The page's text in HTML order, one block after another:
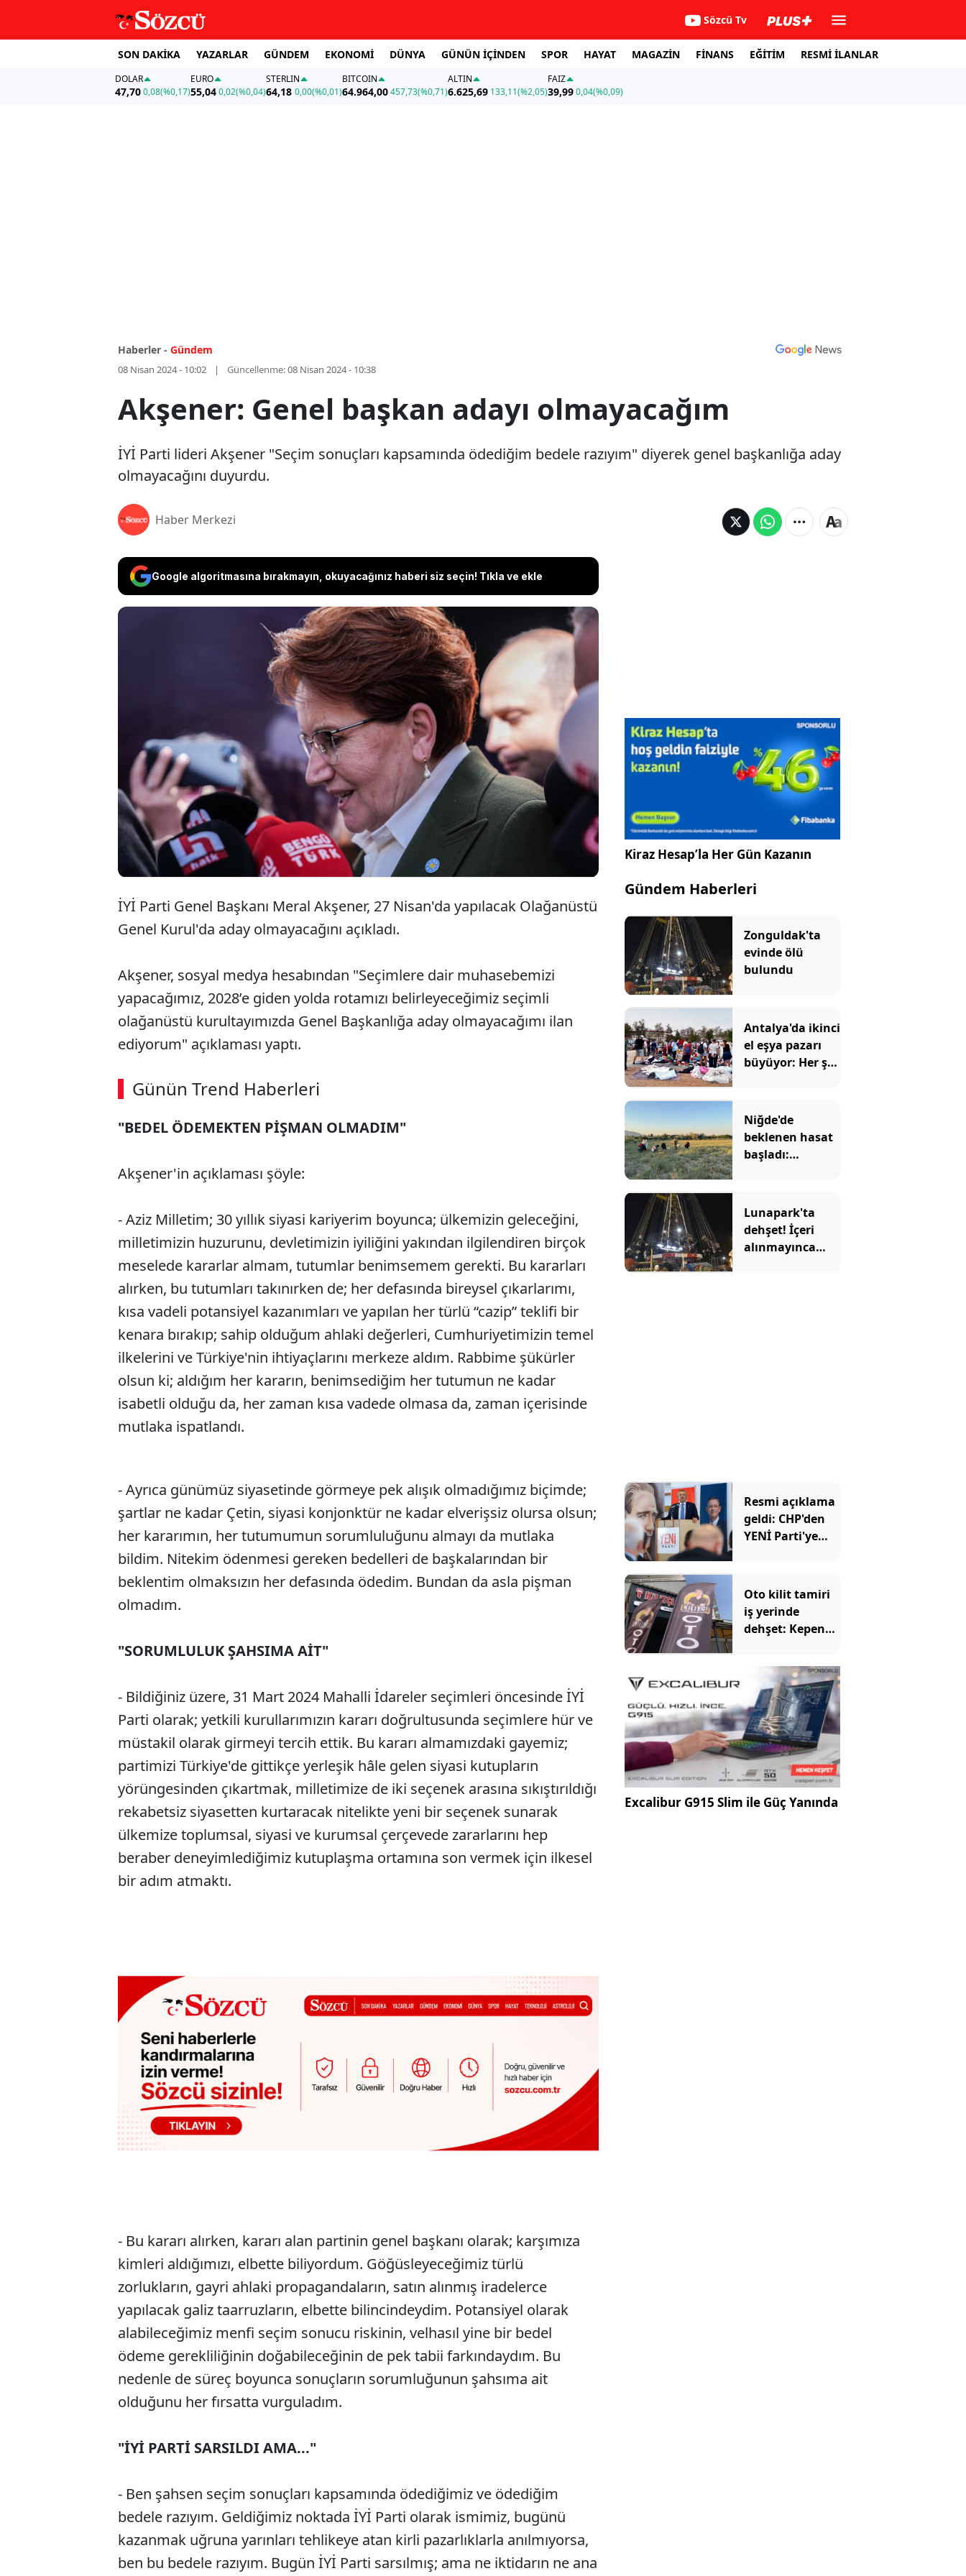
Sözcü Tv
SON DAKİKA YAZARLAR GÜNDEM EKONOMİ DÜNYA GÜNÜN İÇİNDEN SPOR HAYAT MAGAZİN FİNANS EĞİTİM RESMİ İLANLAR
DOLAR
47,700,08(%0,17)
EURO
55,04 0,02(%0,04)
STERLIN
64,18 0,00(%0,01)
BITCOIN
64.964,00457,73(%0,71)
ALTIN
6.625,69 133,11(%2,05)
FAİZ
39,990,04(%0,09)
Haberler - Gündem
08 Nisan 2024 - 10:02 Güncellenme:08 Nisan 2024 - 10:38
Akşener: Genel başkan adayı olmayacağım
İYİ Parti lideri Akşener "Seçim sonuçları kapsamında ödediğim bedele razıyım" diyerek genel başkanlığa aday
olmayacağını duyurdu.
Haber Merkezi
Google algoritmasına bırakmayın, okuyacağınız haberi siz seçin! Tıkla ve ekle
İYİ Parti lideri Akşener "Seçim sonuçları kapsamında
ödediğim bedele razıyım" diyerek genel başkanlığa
aday olmayacağını duyurdu.
İYİ Parti Genel Başkanı Meral Akşener, 27 Nisan'da yapılacak Olağanüstü
Genel Kurul'da aday olmayacağını açıkladı.
Akşener, sosyal medya hesabından "Seçimlere dair muhasebemizi
yapacağımız, 2028’e giden yolda rotamızı belirleyeceğimiz seçimli
olağanüstü kurultayımızda Genel Başkanlığa aday olmayacağımı ilan
ediyorum" açıklaması yaptı.
Günün Trend Haberleri
"BEDEL ÖDEMEKTEN PİŞMAN OLMADIM"
Akşener'in açıklaması şöyle:
- Aziz Milletim; 30 yıllık siyasi kariyerim boyunca; ülkemizin geleceğini,
milletimizin huzurunu, devletimizin iyiliğini yakından ilgilendiren birçok
meselede kararlar almam, tutumlar benimsemem gerekti. Bu kararları
alırken, bu tutumları takınırken de; her defasında bireysel çıkarlarımı,
kısa vadeli potansiyel kazanımları ve yapılan her türlü “cazip” teklifi bir
kenara bırakıp; sahip olduğum ahlaki değerleri, Cumhuriyetimizin temel
ilkelerini ve Türkiye'nin ihtiyaçlarını merkeze aldım. Rabbime şükürler
olsun ki; aldığım her kararın, benimsediğim her tutumun ne kadar
isabetli olduğu da, her zaman kısa vadede olmasa da, zaman içerisinde
mutlaka ispatlandı.
- Ayrıca günümüz siyasetinde görmeye pek alışık olmadığımız biçimde;
şartlar ne kadar Çetin, siyasi konjonktür ne kadar elverişsiz olursa olsun;
her kararımın, her tutumumun sorumluluğunu almayı da mutlaka
bildim. Nitekim ödenmesi gereken bedelleri de başkalarından bir
beklentim olmaksızın her defasında ödedim. Bundan da asla pişman
olmadım.
"SORUMLULUK ŞAHSIMA AİT"
- Bildiğiniz üzere, 31 Mart 2024 Mahalli İdareler seçimleri öncesinde İYİ
Parti olarak; yetkili kurullarımızın kararı doğrultusunda seçimlere hür ve
müstakil olarak girmeyi tercih ettik. Bu kararı almamızdaki gayemiz;
partimizi Türkiye'de gittikçe yerleşik hâle gelen siyasi kutupların
yörüngesinden çıkartmak, milletimize de iki seçenek arasına sıkıştırıldığı
rekabetsiz siyasetten kurtaracak nitelikte yeni bir seçenek sunarak
ülkemize toplumsal, siyasi ve kurumsal çerçevede zararlarını hep
beraber deneyimlediğimiz kutuplaşma ortamına son vermek için ilkesel
bir adım atmaktı.
- Bu kararı alırken, kararı alan partinin genel başkanı olarak; karşımıza
kimleri aldığımızı, elbette biliyordum. Göğüsleyeceğimiz türlü
zorlukların, gayri ahlaki propagandaların, satın alınmış iradelerce
yapılacak galiz taarruzların, elbette bilincindeydim. Potansiyel olarak
alabileceğimiz menfi seçim sonucu riskinin, velhasıl yine bir bedel
ödeme gerekliliğinin doğabileceğinin de pek tabii farkındaydım. Bu
nedenle de süreç boyunca sonuçların sorumluğunun şahsıma ait
olduğunu her fırsatta vurguladım.
"İYİ PARTİ SARSILDI AMA..."
- Ben şahsen seçim sonuçları kapsamında ödediğimiz ve ödediğim
bedele razıyım. Geldiğimiz noktada İYİ Parti olarak ismimiz, bugünü
kazanmak uğruna yarınları tehlikeye atan kirli pazarlıklarla anılmıyorsa,
ben bu bedele razıyım. Bugün İYİ Parti sarsılmış; ama ne iktidarın ne ana
Kiraz Hesap’la Her Gün Kazanın
Gündem Haberleri
Zonguldak'ta
evinde ölü
bulundu
Antalya'da ikinci
el eşya pazarı
büyüyor: Her şey
Niğde'de
beklenen hasat
başladı:
Lunapark'ta
dehşet! İçeri
alınmayınca
Resmi açıklama
geldi: CHP'den
YENİ Parti'ye
Oto kilit tamiri
iş yerinde
dehşet: Kepeng
iki ölü çıktı
Excalibur G915 Slim ile Güç Yanında